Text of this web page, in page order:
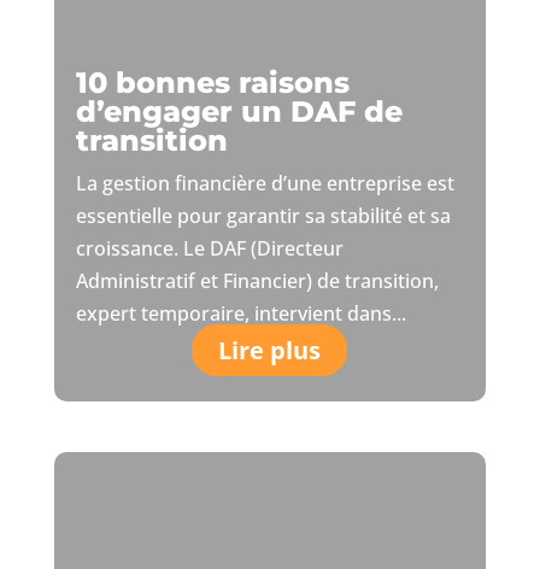
10 bonnes raisons
d’engager un DAF de
transition
La gestion financière d’une entreprise est
essentielle pour garantir sa stabilité et sa
croissance. Le DAF (Directeur
Administratif et Financier) de transition,
expert temporaire, intervient dans...
Lire plus